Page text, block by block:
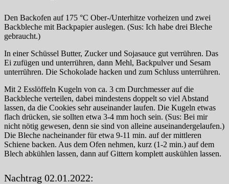
Den Backofen auf 175 °C Ober-/Unterhitze vorheizen und zwei
Backbleche mit Backpapier auslegen. (Sus: Ich habe drei Bleche
gebraucht.)
In einer Schüssel Butter, Zucker und Sojasauce gut verrühren. Das
Ei zufügen und unterrühren, dann Mehl, Backpulver und Sesam
unterrühren. Die Schokolade hacken und zum Schluss unterrühren.
Mit 2 Esslöffeln Kugeln von ca. 3 cm Durchmesser auf die
Backbleche verteilen, dabei mindestens doppelt so viel Abstand
lassen, da die Cookies sehr auseinander laufen. Die Kugeln etwas
flach drücken, sie sollten etwa 3-4 mm hoch sein. (Sus: Bei mir
nicht nötig gewesen, denn sie sind von alleine auseinandergelaufen.)
Die Bleche nacheinander für etwa 9-11 min. auf der mittleren
Schiene backen. Aus dem Ofen nehmen, kurz (1-2 min.) auf dem
Blech abkühlen lassen, dann auf Gittern komplett auskühlen lassen.
Nachtrag 02.01.2022: